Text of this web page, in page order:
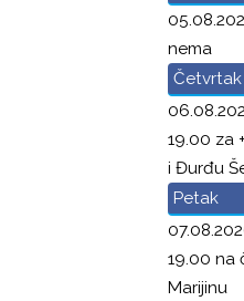
nema
Četvrtak
19.00 za
i Đurđu
Petak
19.00 na
Marijinu